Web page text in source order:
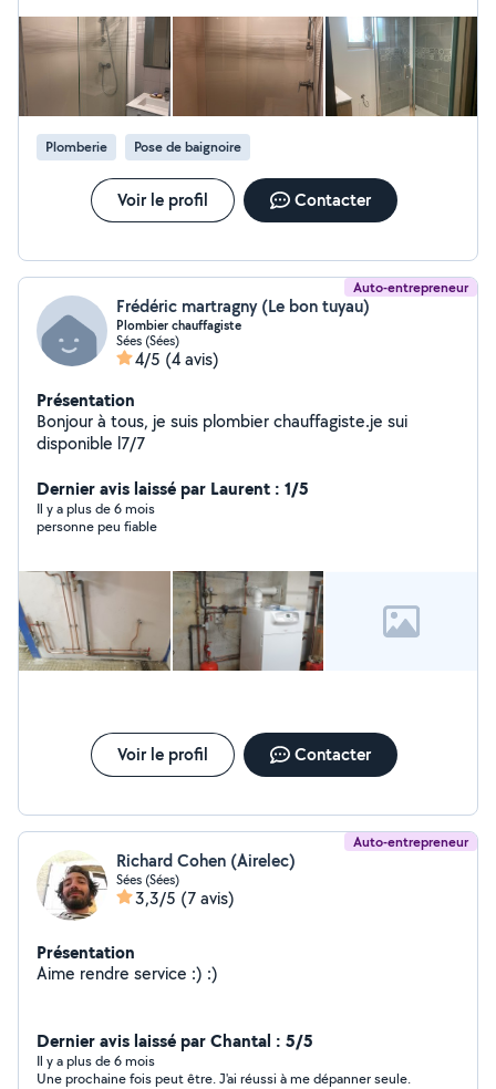
et nous recommandons ++
Plomberie Pose de baignoire
Voir le profil Contacter
Auto-entrepreneur
Frédéric martragny (Le bon tuyau)
Plombier chauffagiste
Sées (Sées)
4/5 (4 avis)
Présentation
Bonjour à tous, je suis plombier chauffagiste.je sui
disponible l7/7
Dernier avis laissé par Laurent : 1/5
Il y a plus de 6 mois
personne peu fiable
Voir le profil Contacter
Auto-entrepreneur
Richard Cohen (Airelec)
Sées (Sées)
3,3/5 (7 avis)
Présentation
Aime rendre service :) :)
Dernier avis laissé par Chantal : 5/5
Il y a plus de 6 mois
Une prochaine fois peut être. J'ai réussi à me dépanner seule.